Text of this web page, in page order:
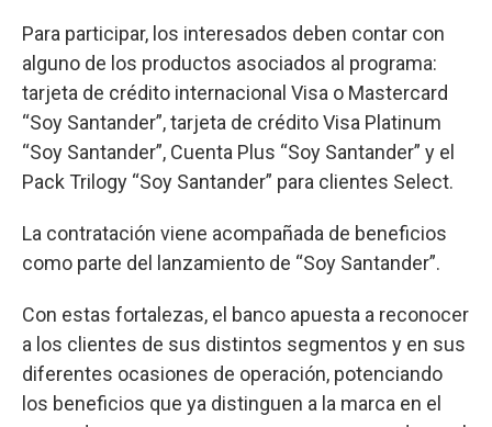
Para participar, los interesados deben contar con
alguno de los productos asociados al programa:
tarjeta de crédito internacional Visa o Mastercard
“Soy Santander”, tarjeta de crédito Visa Platinum
“Soy Santander”, Cuenta Plus “Soy Santander” y el
Pack Trilogy “Soy Santander” para clientes Select.
La contratación viene acompañada de beneficios
como parte del lanzamiento de “Soy Santander”.
Con estas fortalezas, el banco apuesta a reconocer
a los clientes de sus distintos segmentos y en sus
diferentes ocasiones de operación, potenciando
los beneficios que ya distinguen a la marca en el